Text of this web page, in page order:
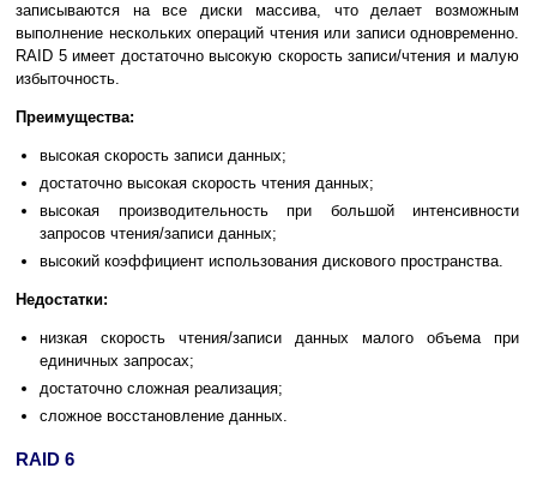
записываются на все диски массива, что делает возможным
выполнение нескольких операций чтения или записи одновременно.
RAID 5 имеет достаточно высокую скорость записи/чтения и малую
избыточность.
Преимущества:
высокая скорость записи данных;
достаточно высокая скорость чтения данных;
высокая производительность при большой интенсивности
запросов чтения/записи данных;
высокий коэффициент использования дискового пространства.
Недостатки:
низкая скорость чтения/записи данных малого объема при
единичных запросах;
достаточно сложная реализация;
сложное восстановление данных.
RAID 6